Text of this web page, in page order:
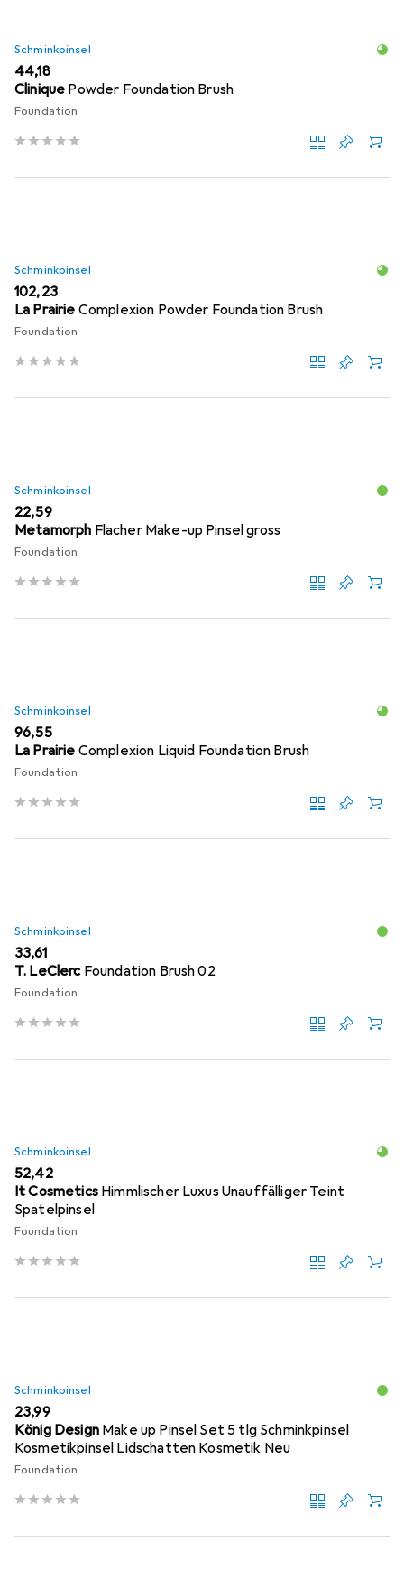
Schminkpinsel
EUR
44,18
Clinique Powder Foundation Brush
Foundation
Schminkpinsel
EUR
102,23
La Prairie Complexion Powder Foundation Brush
Foundation
Schminkpinsel
EUR
22,59
Metamorph Flacher Make-up Pinsel gross
Foundation
Schminkpinsel
EUR
96,55
La Prairie Complexion Liquid Foundation Brush
Foundation
Schminkpinsel
EUR
33,61
T. LeClerc Foundation Brush 02
Foundation
Schminkpinsel
EUR
52,42
It Cosmetics Himmlischer Luxus Unauffälliger Teint
Spatelpinsel
Foundation
Schminkpinsel
EUR
23,99
König Design Make up Pinsel Set 5 tlg Schminkpinsel
Kosmetikpinsel Lidschatten Kosmetik Neu
Foundation